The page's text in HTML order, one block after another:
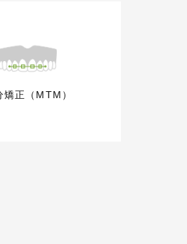
矯正（MTM）